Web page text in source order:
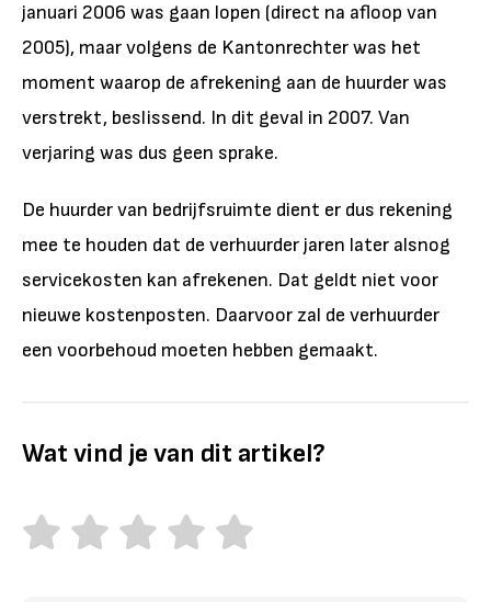
januari 2006 was gaan lopen (direct na afloop van
2005), maar volgens de Kantonrechter was het
moment waarop de afrekening aan de huurder was
verstrekt, beslissend. In dit geval in 2007. Van
verjaring was dus geen sprake.
De huurder van bedrijfsruimte dient er dus rekening
mee te houden dat de verhuurder jaren later alsnog
servicekosten kan afrekenen. Dat geldt niet voor
nieuwe kostenposten. Daarvoor zal de verhuurder
een voorbehoud moeten hebben gemaakt.
Wat vind je van dit artikel?